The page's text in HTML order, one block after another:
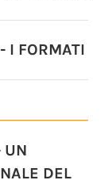
I FORMATI
UN
DEL